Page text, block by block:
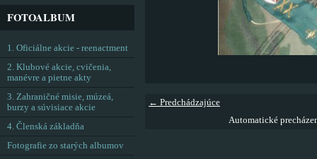
← Predchádzajúce
Automatické
FOTOALBUM
1. Oficiálne akcie - reenactment
2. Klubové akcie, cvičenia,
manévre a pietne akty
3. Zahraničné misie, múzeá,
burzy a súvisiace akcie
4. Členská základňa
Fotografie zo starých albumov